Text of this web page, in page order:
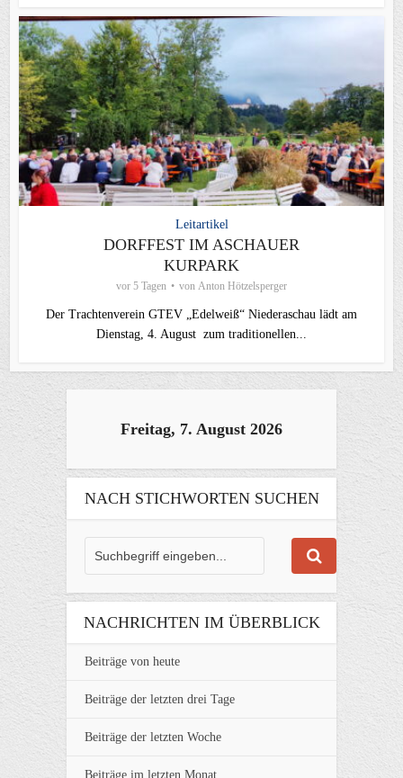
Leitartikel
DORFFEST IM ASCHAUER
KURPARK
vor 5 Tagen von Anton Hötzelsperger
Der Trachtenverein GTEV „Edelweiß“ Niederaschau lädt am
Dienstag, 4. August zum traditionellen...
Freitag, 7. August 2026
NACH STICHWORTEN SUCHEN
NACHRICHTEN IM ÜBERBLICK
Beiträge von heute
Beiträge der letzten drei Tage
Beiträge der letzten Woche
Beiträge im letzten Monat